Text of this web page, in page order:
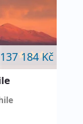
137 184 Kč